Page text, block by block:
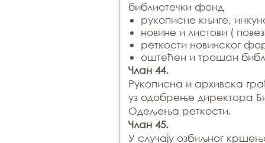
библиотечки фонд
рукописне књиге,
новине и листови (
реткости новинског
оштећен и трошан
Члан 44.
Рукописна и архивска
уз одобрење директора
Одељења реткости.
Члан 45.
У случају озбиљног